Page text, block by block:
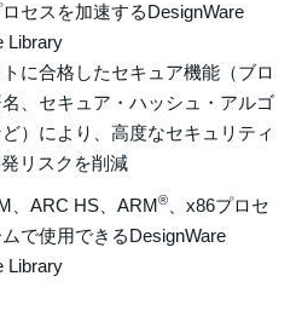
セスを加速するDesignWare
Library
に合格したセキュア機能（ブロ
、セキュア・ハッシュ・アルゴ
）により、高度なセキュリティ
リスクを削減
、ARC HS、ARM®
、x86プロセ
で使用できるDesignWare
Library